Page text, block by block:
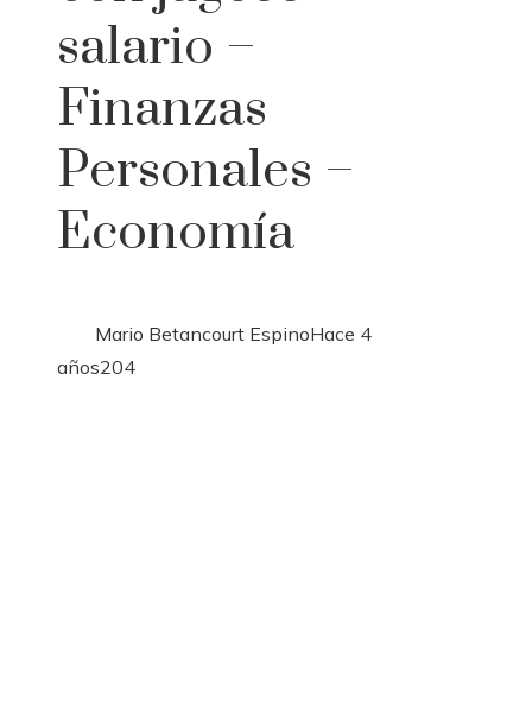
salario –
Finanzas
Personales –
Economía
Mario Betancourt EspinoHace 4
años204